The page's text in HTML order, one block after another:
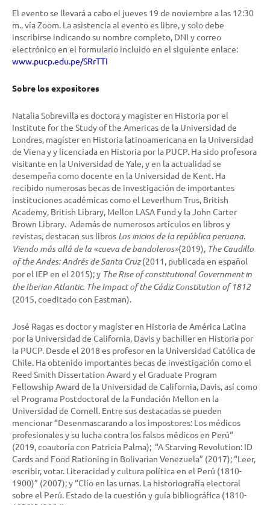
El evento se llevará a cabo el jueves 19 de noviembre a las 12:30
m., vía Zoom. La asistencia al evento es libre, y solo debe
inscribirse indicando su nombre completo, DNI y correo
electrónico en el formulario incluido en el siguiente enlace:
www.pucp.edu.pe/SRrTTi
Sobre los expositores
Natalia Sobrevilla es doctora y magister en Historia por el
Institute for the Study of the Americas de la Universidad de
Londres, magíster en Historia latinoamericana en la Universidad
de Viena y y licenciada en Historia por la PUCP. Ha sido profesora
visitante en la Universidad de Yale, y en la actualidad se
desempeña como docente en la Universidad de Kent. Ha
recibido numerosas becas de investigación de importantes
instituciones académicas como el Leverlhum Trus, British
Academy, British Library, Mellon LASA Fund y la John Carter
Brown Library. Además de numerosos artículos en libros y
revistas, destacan sus libros Los inicios de la república peruana.
Viendo más allá de la «cueva de bandoleros»(2019), The Caudillo
of the Andes: Andrés de Santa Cruz(2011, publicada en español
por el IEP en el 2015); y The Rise of constitutional Government in
the Iberian Atlantic. The Impact of the Cádiz Constitution of 1812
(2015, coeditado con Eastman).
José Ragas es doctor y magíster en Historia de América Latina
por la Universidad de California, Davis y bachiller en Historia por
la PUCP. Desde el 2018 es profesor en la Universidad Católica de
Chile. Ha obtenido importantes becas de investigación como el
Reed Smith Dissertation Award y el Graduate Program
Fellowship Award de la Universidad de California, Davis, así como
el Programa Postdoctoral de la Fundación Mellon en la
Universidad de Cornell. Entre sus destacadas se pueden
mencionar “Desenmascarando a los impostores: Los médicos
profesionales y su lucha contra los falsos médicos en Perú“
(2019, coautoría con Patricia Palma); “A Starving Revolution: ID
Cards and Food Rationing in Bolivarian Venezuela” (2017); “Leer,
escribir, votar. Literacidad y cultura política en el Perú (1810-
1900)” (2007); y “Clío en las urnas. La historiografía electoral
sobre el Perú. Estado de la cuestión y guía bibliográfica (1810-